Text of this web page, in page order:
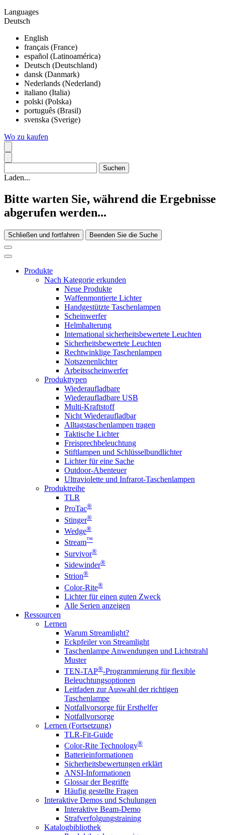
Languages
Deutsch
English
français (France)
español (Latinoamérica)
Deutsch (Deutschland)
dansk (Danmark)
Nederlands (Nederland)
italiano (Italia)
polski (Polska)
português (Brasil)
svenska (Sverige)
Wo zu kaufen
Laden...
Bitte warten Sie, während die Ergebnisse
abgerufen werden...
Schließen und fortfahren Beenden Sie die Suche
Produkte
Nach Kategorie erkunden
Neue Produkte
Waffenmontierte Lichter
Handgestützte Taschenlampen
Scheinwerfer
Helmhalterung
International sicherheitsbewertete Leuchten
Sicherheitsbewertete Leuchten
Rechtwinklige Taschenlampen
Notszenenlichter
Arbeitsscheinwerfer
Produkttypen
Wiederaufladbare
Wiederaufladbare USB
Multi-Kraftstoff
Nicht Wiederaufladbar
Alltagstaschenlampen tragen
Taktische Lichter
Freisprechbeleuchtung
Stiftlampen und Schlüsselbundlichter
Lichter für eine Sache
Outdoor-Abenteuer
Ultraviolette und Infrarot-Taschenlampen
Produktreihe
TLR
ProTac®
Stinger®
Wedge®
Stream™
Survivor®
Sidewinder®
Strion®
Color-Rite®
Lichter für einen guten Zweck
Alle Serien anzeigen
Ressourcen
Lernen
Warum Streamlight?
Eckpfeiler von Streamlight
Taschenlampe Anwendungen und Lichtstrahl
Muster
TEN-TAP®-Programmierung für flexible
Beleuchtungsoptionen
Leitfaden zur Auswahl der richtigen
Taschenlampe
Notfallvorsorge für Ersthelfer
Notfallvorsorge
Lernen (Fortsetzung)
TLR-Fit-Guide
Color-Rite Technology®
Batterieinformationen
Sicherheitsbewertungen erklärt
ANSI-Informationen
Glossar der Begriffe
Häufig gestellte Fragen
Interaktive Demos und Schulungen
Interaktive Beam-Demo
Strafverfolgungstraining
Katalogbibliothek